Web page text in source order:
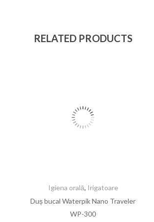
RELATED PRODUCTS
Igiena orală, Irigatoare
Duș bucal Waterpik Nano Traveler
WP-300